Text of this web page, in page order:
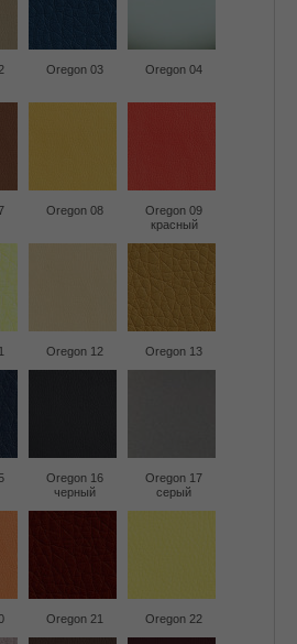
Oregon 03 Oregon 04
Oregon 08
Oregon 09
красный
Oregon 12 Oregon 13
Oregon 16
черный
Oregon 17
серый
Oregon 21 Oregon 22